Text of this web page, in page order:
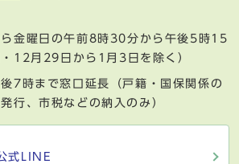
金曜日の午前8時30分から午後5時15
12月29日から1月3日を除く）
後7時まで窓口延長（戸籍・国保関係の
行、市税などの納入のみ）
式LINE